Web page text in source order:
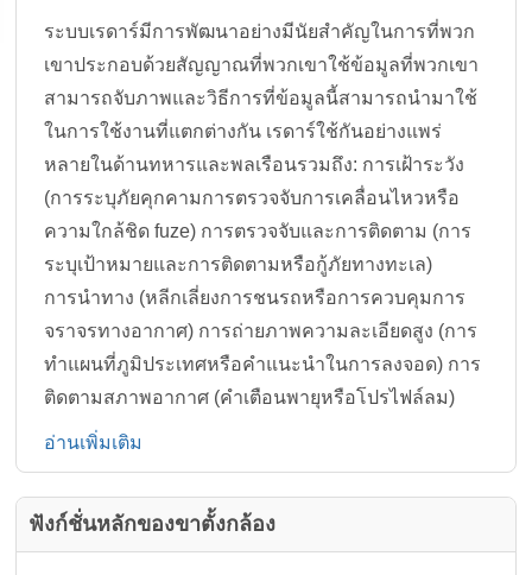
ระบบเรดาร์มีการพัฒนาอย่างมีนัยสำคัญในการที่พวก
เขาประกอบด้วยสัญญาณที่พวกเขาใช้ข้อมูลที่พวกเขา
สามารถจับภาพและวิธีการที่ข้อมูลนี้สามารถนำมาใช้
ในการใช้งานที่แตกต่างกัน เรดาร์ใช้กันอย่างแพร่
หลายในด้านทหารและพลเรือนรวมถึง: การเฝ้าระวัง
(การระบุภัยคุกคามการตรวจจับการเคลื่อนไหวหรือ
ความใกล้ชิด fuze) การตรวจจับและการติดตาม (การ
ระบุเป้าหมายและการติดตามหรือกู้ภัยทางทะเล)
การนำทาง (หลีกเลี่ยงการชนรถหรือการควบคุมการ
จราจรทางอากาศ) การถ่ายภาพความละเอียดสูง (การ
ทำแผนที่ภูมิประเทศหรือคำแนะนำในการลงจอด) การ
ติดตามสภาพอากาศ (คำเตือนพายุหรือโปรไฟล์ลม)
อ่านเพิ่มเติม
ฟังก์ชั่นหลักของขาตั้งกล้อง